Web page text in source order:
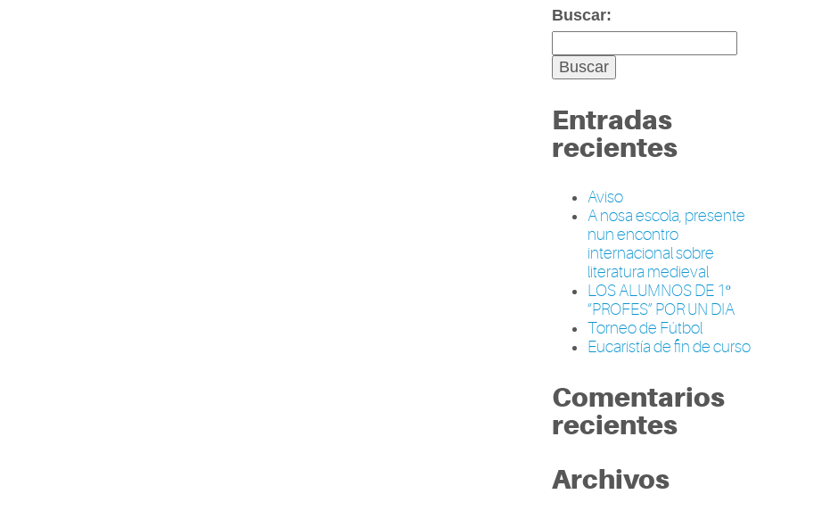
Buscar:
Entradas
recientes
Aviso
A nosa escola, presente
nun encontro
internacional sobre
literatura medieval
LOS ALUMNOS DE 1º
“PROFES” POR UN DIA
Torneo de Fútbol
Eucaristía de fin de curso
Comentarios
recientes
Archivos